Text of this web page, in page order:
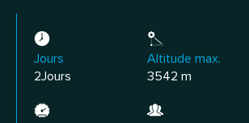
Jours
2Jours
Altitude max.
3542 m